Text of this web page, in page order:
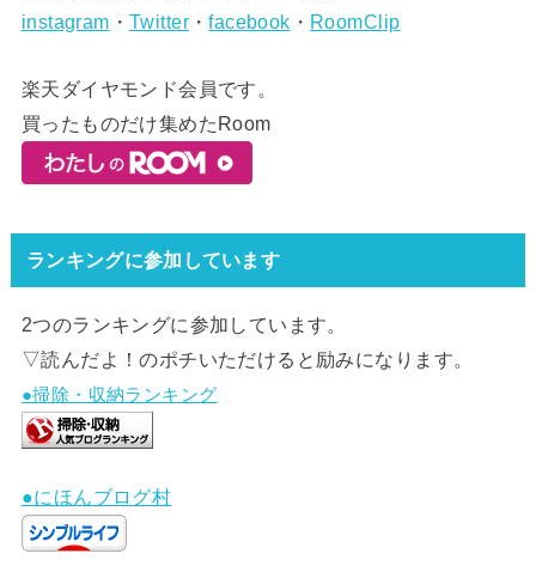
instagram ・Twitter・facebook ・ RoomClip
楽天ダイヤモンド会員です。
買ったものだけ集めたRoom
ランキングに参加しています
2つのランキングに参加しています。
▽読んだよ！のポチいただけると励みになります。
●掃除・収納ランキング
●にほんブログ村